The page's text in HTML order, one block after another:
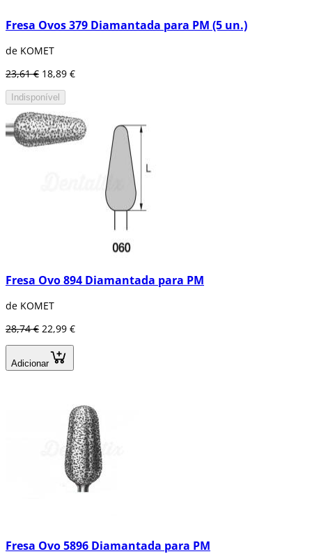
Fresa Ovos 379 Diamantada para PM (5 un.)
de KOMET
23,61 € 18,89 €
Indisponível
Fresa Ovo 894 Diamantada para PM
de KOMET
28,74 € 22,99 €
Adicionar
Fresa Ovo 5896 Diamantada para PM